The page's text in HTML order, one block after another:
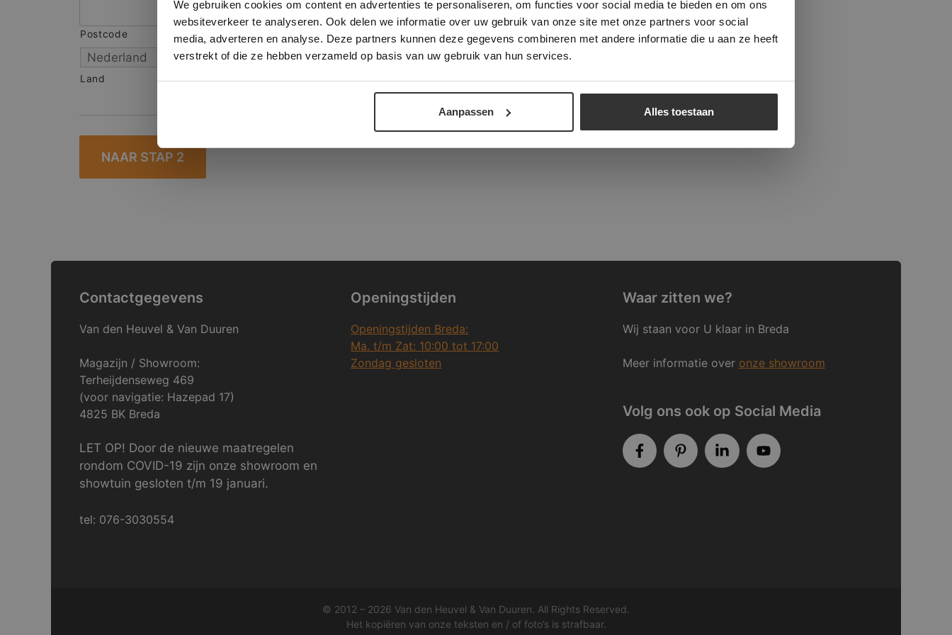
We gebruiken cookies om content en advertenties te personaliseren, om functies voor social media te bieden en om ons
websiteverkeer te analyseren. Ook delen we informatie over uw gebruik van onze site met onze partners voor social
media, adverteren en analyse. Deze partners kunnen deze gegevens combineren met andere informatie die u aan ze heeft
verstrekt of die ze hebben verzameld op basis van uw gebruik van hun services.
Aanpassen Alles toestaan
Postcode Stad
Land
Contactgegevens
Van den Heuvel & Van Duuren
Magazijn / Showroom:
Terheijdenseweg 469
(voor navigatie: Hazepad 17)
4825 BK Breda
LET OP! Door de nieuwe maatregelen
rondom COVID-19 zijn onze showroom en
showtuin gesloten t/m 19 januari.
tel: 076-3030554
Openingstijden
Openingstijden Breda:
Ma. t/m Zat: 10:00 tot 17:00
Zondag gesloten
Waar zitten we?
Wij staan voor U klaar in Breda
Meer informatie over onze showroom
Volg ons ook op Social Media
© 2012 – 2026 Van den Heuvel & Van Duuren. All Rights Reserved.
Het kopiëren van onze teksten en / of foto’s is strafbaar.
verder
ALLES ACCEPTEREN ALLES AFWIJZEN